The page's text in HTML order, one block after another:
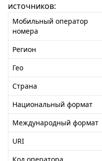
источников:
Мобильный оператор
номера
Регион
Гео
Страна
Национальный формат
Международный формат
URI